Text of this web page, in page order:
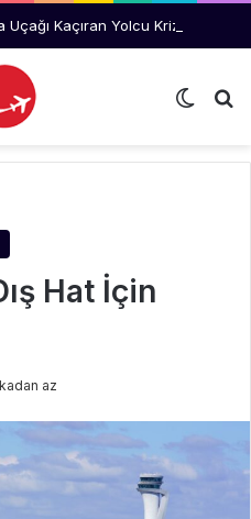
Dış
Hat İçin
az